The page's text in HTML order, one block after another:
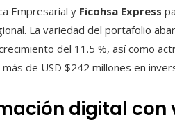
Empresarial y Ficohsa Express
La variedad del portafolio
del 11.5 %, así como
de USD $242 millones en
digital con